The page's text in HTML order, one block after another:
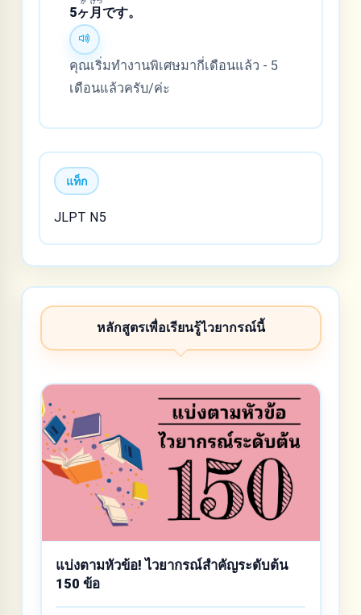
5ヶ月です。
คุณเริ่มทำงานพิเศษมากี่เดือนแล้ว - 5
เดือนแล้วครับ/ค่ะ
แท็ก
JLPT N5
หลักสูตรเพื่อเรียนรู้ไวยากรณ์นี้
แบ่งตามหัวข้อ! ไวยากรณ์สำคัญระดับต้น
150 ข้อ